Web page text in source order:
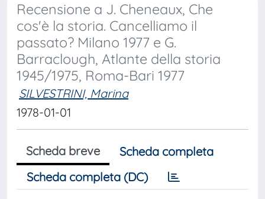
Recensione a J. Cheneaux, Che
cos'è la storia. Cancelliamo il
passato? Milano 1977 e G.
Barraclough, Atlante della storia
1945/1975, Roma-Bari 1977
SILVESTRINI, Marina
1978-01-01
Scheda breve
Scheda completa
Scheda completa (DC)